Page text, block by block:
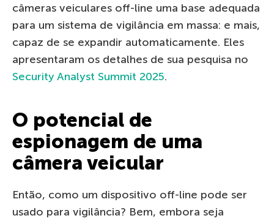
câmeras veiculares off-line uma base adequada
para um sistema de vigilância em massa: e mais,
capaz de se expandir automaticamente. Eles
apresentaram os detalhes de sua pesquisa no
Security Analyst Summit 2025.
O potencial de
espionagem de uma
câmera veicular
Então, como um dispositivo off-line pode ser
usado para vigilância? Bem, embora seja